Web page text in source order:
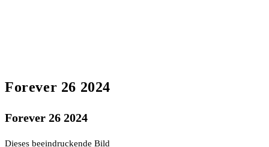
Forever 26 2024
Forever 26 2024
Dieses beeindruckende Bild